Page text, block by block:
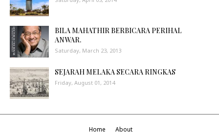
BILA MAHATHIR BERBICARA PERIHAL
ANWAR.
Saturday, March 23, 2013
SEJARAH MELAKA SECARA RINGKAS
Friday, August 01, 2014
Home About